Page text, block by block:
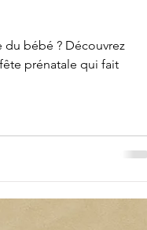
du bébé ? Découvrez
prénatale qui fait